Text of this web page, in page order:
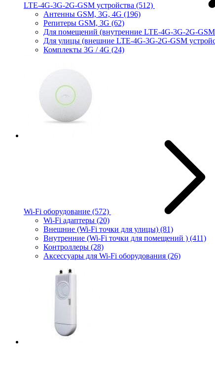
LTE-4G-3G-2G-GSM устройства (512)
Антенны GSM, 3G, 4G (196)
Репитеры GSM, 3G (62)
Для помещений (внутренние LTE-4G-3G-2G-GSM
Для улицы (внешние LTE-4G-3G-2G-GSM
Комплекты 3G / 4G (24)
Wi-Fi оборудование (572)
Wi-Fi адаптеры (20)
Внешние (Wi-Fi точки для улицы) (81)
Внутренние (Wi-Fi точки для помещений ) (411)
Контроллеры (28)
Аксессуары для Wi-Fi оборудования (26)